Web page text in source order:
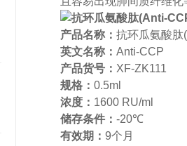
产品名称：抗环瓜氨酸肽
英文名称：Anti-CCP
产品货号： XF-ZK111
规格：0.5ml
浓度： 1600 RU/ml
储存条件：-20℃
有效期：9个月